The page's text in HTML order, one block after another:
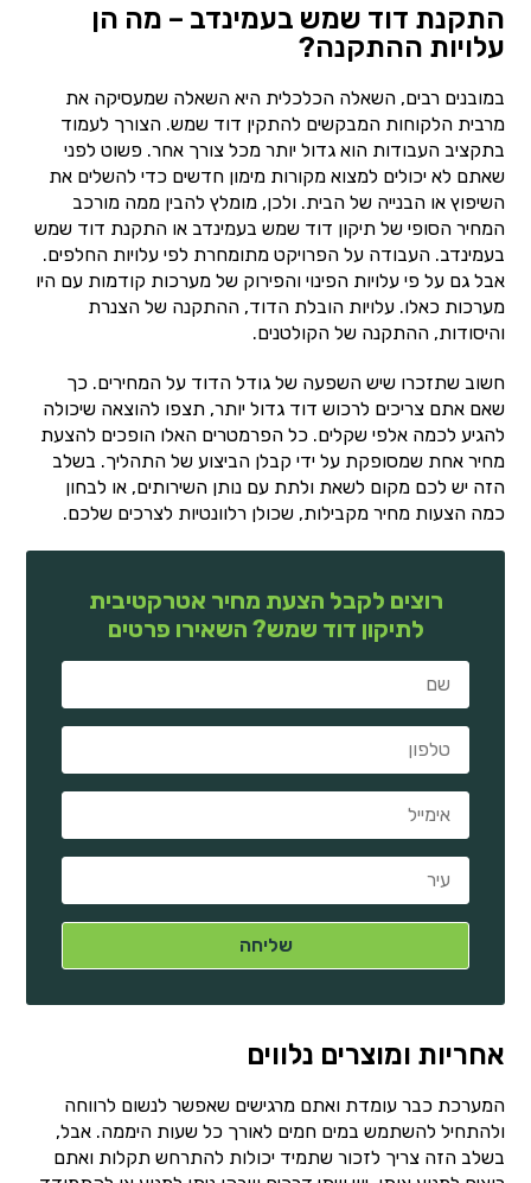
התקנת דוד שמש בעמינדב – מה הן
עלויות ההתקנה?
במובנים רבים, השאלה הכלכלית היא השאלה שמעסיקה את
מרבית הלקוחות המבקשים להתקין דוד שמש. הצורך לעמוד
בתקציב העבודות הוא גדול יותר מכל צורך אחר. פשוט לפני
שאתם לא יכולים למצוא מקורות מימון חדשים כדי להשלים את
השיפוץ או הבנייה של הבית. ולכן, מומלץ להבין ממה מורכב
המחיר הסופי של תיקון דוד שמש בעמינדב או התקנת דוד שמש
בעמינדב. העבודה על הפרויקט מתומחרת לפי עלויות החלפים.
אבל גם על פי עלויות הפינוי והפירוק של מערכות קודמות עם היו
מערכות כאלו. עלויות הובלת הדוד, ההתקנה של הצנרת
והיסודות, ההתקנה של הקולטנים.
חשוב שתזכרו שיש השפעה של גודל הדוד על המחירים. כך
שאם אתם צריכים לרכוש דוד גדול יותר, תצפו להוצאה שיכולה
להגיע לכמה אלפי שקלים. כל הפרמטרים האלו הופכים להצעת
מחיר אחת שמסופקת על ידי קבלן הביצוע של התהליך. בשלב
הזה יש לכם מקום לשאת ולתת עם נותן השירותים, או לבחון
כמה הצעות מחיר מקבילות, שכולן רלוונטיות לצרכים שלכם.
רוצים לקבל הצעת מחיר אטרקטיבית
לתיקון דוד שמש? השאירו פרטים
אחריות ומוצרים נלווים
המערכת כבר עומדת ואתם מרגישים שאפשר לנשום לרווחה
ולהתחיל להשתמש במים חמים לאורך כל שעות היממה. אבל,
בשלב הזה צריך לזכור שתמיד יכולות להתרחש תקלות ואתם